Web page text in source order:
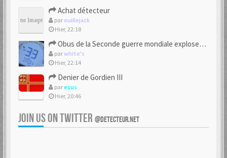
Achat détecteur
par ouillejack
Hier, 22:18
Obus de la Seconde guerre mondiale explosent dans des champs.
parwhite's
Hier, 22:14
Denier de Gordien III
paresus
Hier, 20:46
JOIN US ON TWITTER @DETECTEUR.NET